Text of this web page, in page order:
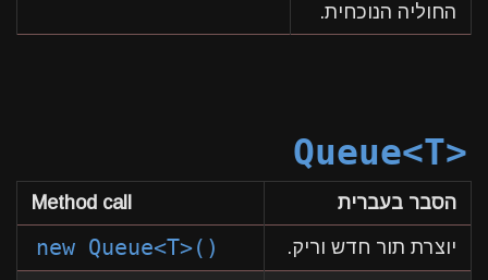
החוליה הנוכחית.
Queue<T>
הסבר בעברית Method call
יוצרת תור חדש וריק. new Queue<T>()